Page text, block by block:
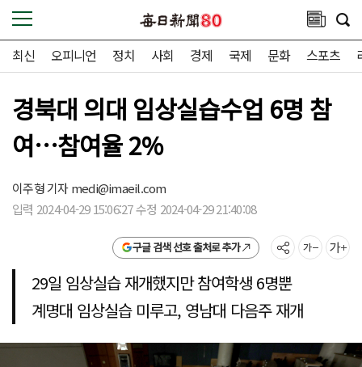
최신 오피니언 정치 사회 경제 국제 문화 스포츠
경북대 의대 임상실습수업 6명 참
여…참여율 2%
이주형 기자medi@imaeil.com
입력 2024-04-29 15:06:27 수정 2024-04-29 21:40:08
구글 검색 선호 출처로 추가
29일 임상실습 재개했지만 참여학생 6명뿐
계명대 임상실습 미루고, 영남대 다음주 재개